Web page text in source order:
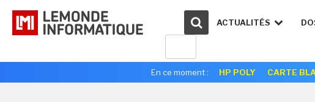
ACTUALITÉS
En ce moment : HP POLY CARTE